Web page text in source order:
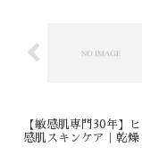
【敏感肌専門30年】
感肌スキンケア｜乾燥